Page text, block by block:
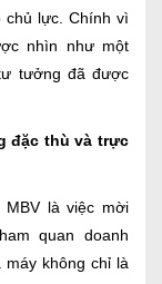
chủ lực. Chính vì
nhìn như một
tưởng đã được
đặc thù và trực
MBV là việc mời
quan doanh
không chỉ là